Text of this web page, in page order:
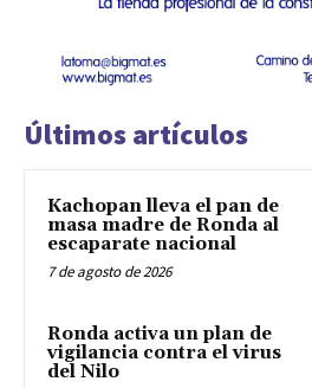
Últimos artículos
Kachopan lleva el pan de
masa madre de Ronda al
escaparate nacional
7 de agosto de 2026
Ronda activa un plan de
vigilancia contra el virus
del Nilo